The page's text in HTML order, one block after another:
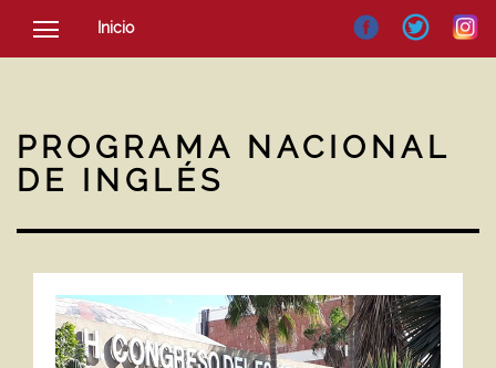
Inicio
SOCIEDAD
NOTICIAS
PROGRAMA NACIONAL
DE INGLÉS